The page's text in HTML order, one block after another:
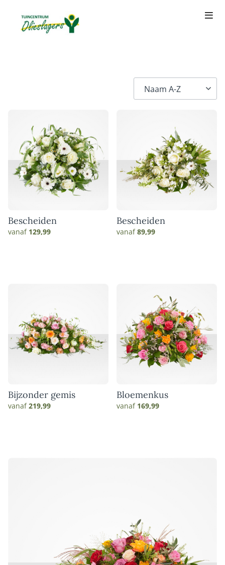
Bescheiden
vanaf 129,99
Bescheiden
vanaf89,99
Bijzonder gemis
vanaf219,99
Bloemenkus
vanaf 169,99